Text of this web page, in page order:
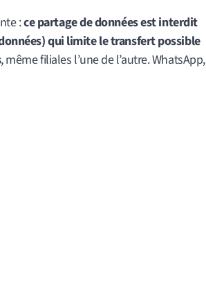
:ce partage de données est interdit
qui limite le transfert possible
, même filiales l’une de l’autre. WhatsApp,